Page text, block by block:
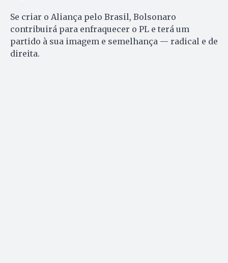
Se criar o Aliança pelo Brasil, Bolsonaro
contribuirá para enfraquecer o PL e terá um
partido à sua imagem e semelhança — radical e de
direita.